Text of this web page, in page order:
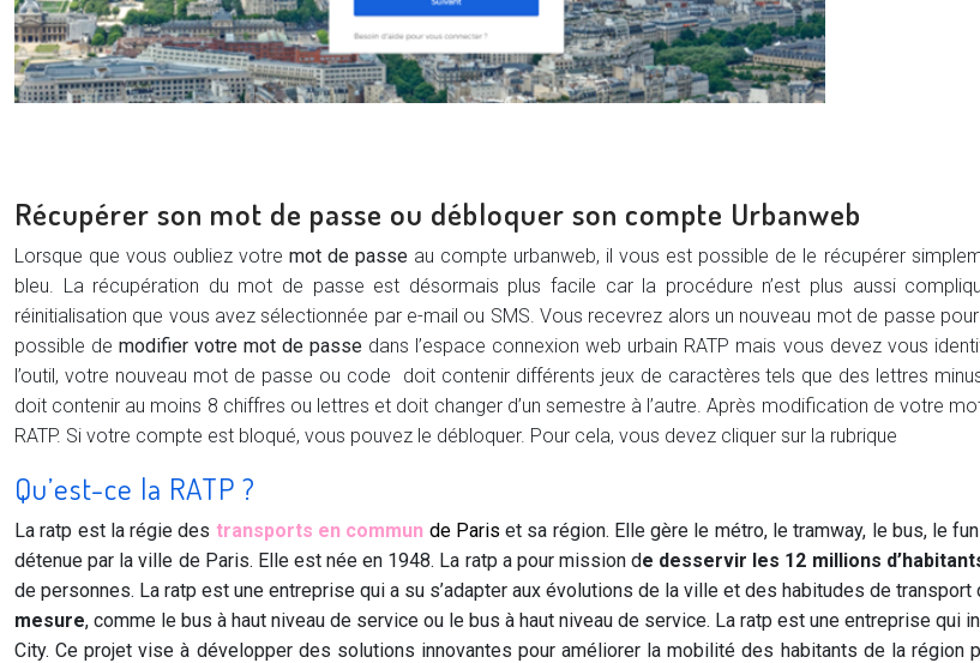
Récupérer son mot de passe ou débloquer son compte Urbanweb
Lorsque que vous oubliez votremot de passe au compte urbanweb, il vous est possible de le récupérer
bleu. La récupération du mot de passe est désormais plus facile car la procédure n’est plus aussi
réinitialisation que vous avez sélectionnée par e-mail ou SMS. Vous recevrez alors un nouveau mot de passe
possible demodifier votre mot de passe dans l’espace connexion web urbain RATP mais vous devez vous
l’outil, votre nouveau mot de passe ou code doit contenir différents jeux de caractères tels que des lettres
doit contenir au moins 8 chiffres ou lettres et doit changer d’un semestre à l’autre. Après modification de votre
RATP. Si votre compte est bloqué, vous pouvez le débloquer. Pour cela, vous devez cliquer sur la rubrique
Qu’est-ce la RATP ?
La ratp est la régie des transports en commun de Paris et sa région. Elle gère le métro, le tramway, le bus, le
détenue par la ville de Paris. Elle est née en 1948. La ratp a pour mission de desservir les 12 millions
de personnes. La ratp est une entreprise qui a su s’adapter aux évolutions de la ville et des habitudes de
mesure, comme le bus à haut niveau de service ou le bus à haut niveau de service. La ratp est une entreprise qui
City. Ce projet vise à développer des solutions innovantes pour améliorer la mobilité des habitants de la